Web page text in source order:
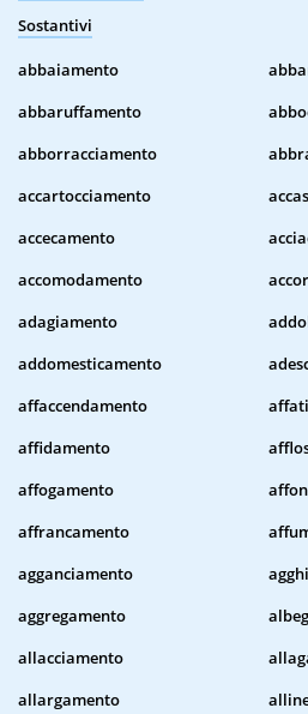
Sostantivi
abbaiamento
abbaruffamento
abborracciamento
accartocciamento
accecamento
accomodamento
adagiamento
addomesticamento
affaccendamento
affidamento
affogamento
affrancamento
agganciamento
aggregamento
allacciamento
allargamento